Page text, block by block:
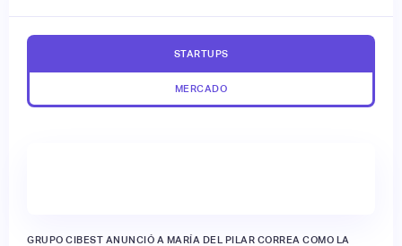
STARTUPS
MERCADO
GRUPO CIBEST ANUNCIÓ A MARÍA DEL PILAR CORREA COMO LA